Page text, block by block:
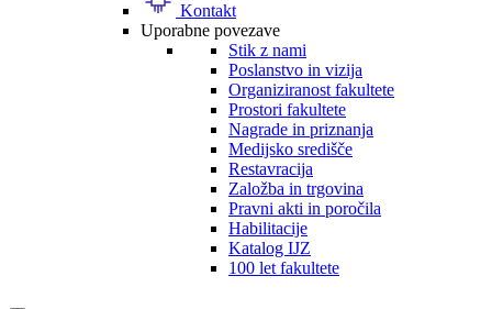
Kontakt
Uporabne povezave
Stik z nami
Poslanstvo in vizija
Organiziranost fakultete
Prostori fakultete
Nagrade in priznanja
Medijsko središče
Restavracija
Založba in trgovina
Pravni akti in poročila
Habilitacije
Katalog IJZ
100 let fakultete